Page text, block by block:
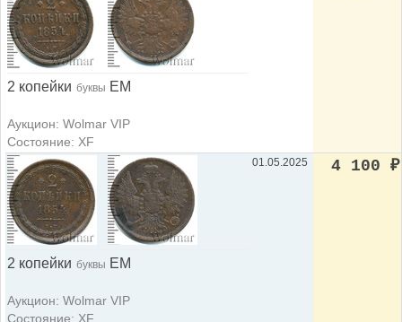
2 копейки буквы ЕМ
Аукцион: Wolmar VIP
Состояние: XF
2 копейки буквы ЕМ
Аукцион: Wolmar VIP
Состояние: XF
01.05.2025 4 100 ₽